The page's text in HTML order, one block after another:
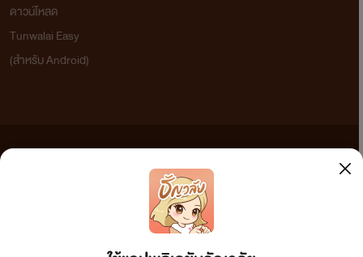
ดาวน์โหลด
Tunwalai Easy
(สำหรับ Android)
เว็บไซต์แห่งนี้ไม่ได้เห็นด้วยและไม่ขอรับผิดชอบต่อข้อความใดๆ ทั้งสิ้น ดังนั้นผู้อ่านทุกท่านโปรดใช้
วิจารณญาณในการกลั่นกรองด้วยตนเอง และหากท่านพบข้อความใดๆ ที่ขัดต่อกฎหมายและศีลธรรม
กรุณาแจ้งมาที่ tunwalai@ookbee.com เพื่อทีมงานจะได้ดำเนินการในทันที ทั้งนี้ ทางเว็บไซต์ขอสงวน
ลิขสิทธิ์ตามพระราชบัญญัติลิขสิทธิ์ (ฉบับเพิ่มเติม) พ.ศ.2558